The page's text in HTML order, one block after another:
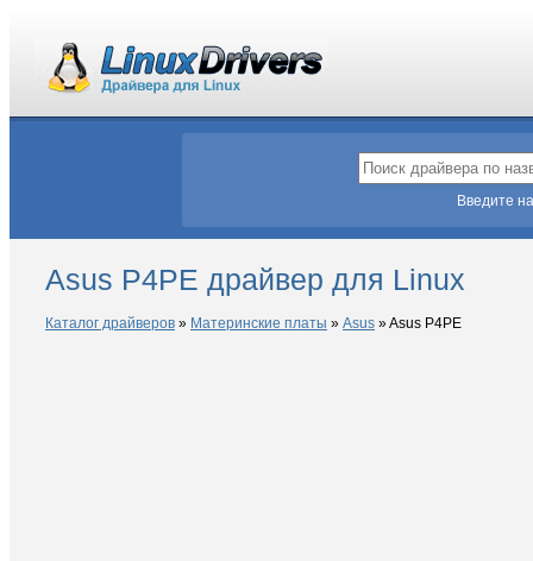
Введите
Asus P4PE драйвер для Linux
Каталог драйверов » Материнские платы » Asus »Asus P4PE